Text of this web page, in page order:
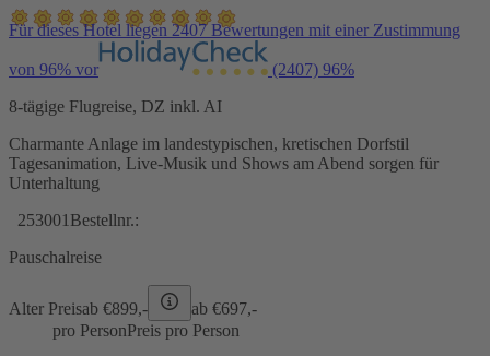
Für dieses Hotel liegen 2407 Bewertungen mit einer Zustimmung
von 96% vor (2407) 96%
8-tägige Flugreise, DZ inkl. AI
Charmante Anlage im landestypischen, kretischen Dorfstil
Tagesanimation, Live-Musik und Shows am Abend sorgen für
Unterhaltung
253001 Bestellnr.:
Pauschalreise
Alter Preisab €899,- ab €697,-
pro PersonPreis pro Person